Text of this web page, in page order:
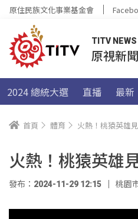
原住民族文化事業基金會
TITV NEWS
原視新
2024 總統大選 直播 最新
首頁 體育 火熱！桃猿英雄
火熱！桃猿英雄
發布：2024-11-29 12:15 桃園